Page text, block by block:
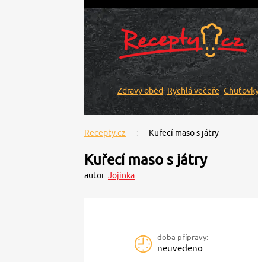
Zdravý oběd Rychlá večeře
Recepty.cz Kuřecí maso s játry
Kuřecí maso s játry
autor:Jojinka
doba přípravy:
neuvedeno